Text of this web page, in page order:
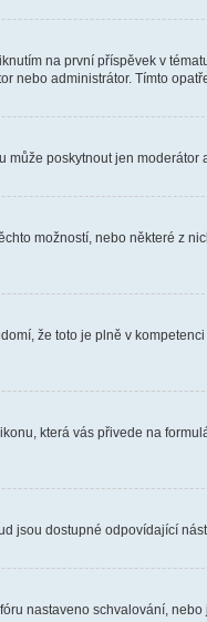
na první příspěvek v
administrátor. Tímto
poskytnout jen moderátor
možností, nebo některé z
že toto je plně v
která vás přivede na
jsou dostupné odpovídající
nastaveno schvalování,